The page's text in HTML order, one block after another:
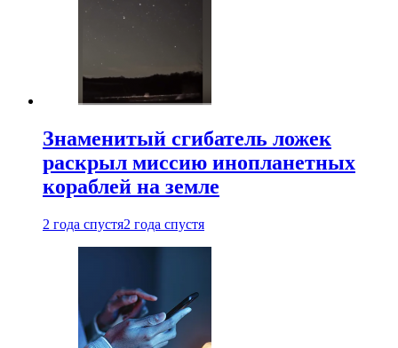
Знаменитый сгибатель ложек
раскрыл миссию инопланетных
кораблей на земле
2 года спустя2 года спустя